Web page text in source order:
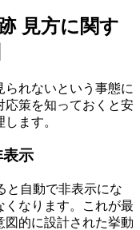
見方に関す
られないという事態に
応策を知っておくと安
ます。
示
と自動で非表示にな
くなります。これが最
図的に設計された挙動